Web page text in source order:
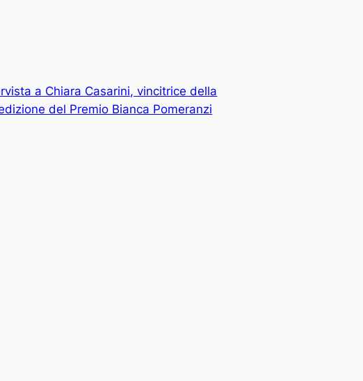
a Chiara Casarini, vincitrice della
del Premio Bianca Pomeranzi